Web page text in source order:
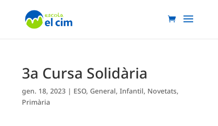
3a Cursa Solidària
gen. 18, 2023| ESO, General, Infantil, Novetats,
Primària